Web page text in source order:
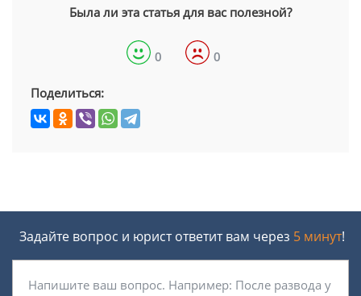
Была ли эта статья для вас полезной?
0 0
Поделиться:
Задайте вопрос и юрист ответит вам через 5 минут!